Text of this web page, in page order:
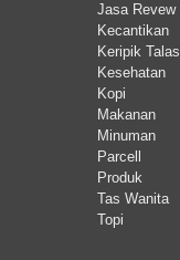
Jasa Revew
Kecantikan
Keripik Talas
Kesehatan
Kopi
Makanan
Minuman
Parcell
Produk
Tas Wanita
Topi